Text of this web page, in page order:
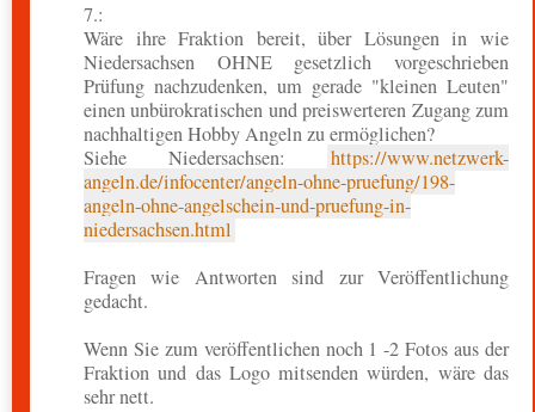
7.:
Wäre ihre Fraktion bereit, über Lösungen in wie
Niedersachsen OHNE gesetzlich vorgeschrieben
Prüfung nachzudenken, um gerade "kleinen Leuten"
einen unbürokratischen und preiswerteren Zugang zum
nachhaltigen Hobby Angeln zu ermöglichen?
Siehe Niedersachsen:
https://www.netzwerk-
angeln.de/infocenter/angeln-ohne-pruefung/198-
angeln-ohne-angelschein-und-pruefung-in-
niedersachsen.html
Fragen wie Antworten sind zur Veröffentlichung
gedacht.
Wenn Sie zum veröffentlichen noch 1 -2 Fotos aus der
Fraktion und das Logo mitsenden würden, wäre das
sehr nett.